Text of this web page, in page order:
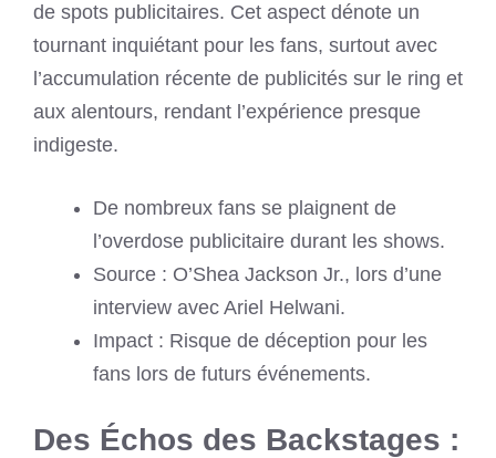
de spots publicitaires. Cet aspect dénote un
tournant inquiétant pour les fans, surtout avec
l’accumulation récente de publicités sur le ring et
aux alentours, rendant l’expérience presque
indigeste.
De nombreux fans se plaignent de
l’overdose publicitaire durant les shows.
Source : O’Shea Jackson Jr., lors d’une
interview avec Ariel Helwani.
Impact : Risque de déception pour les
fans lors de futurs événements.
Des Échos des Backstages :